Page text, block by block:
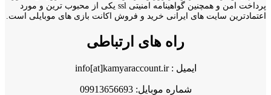
پرداخت امن و همچنین گواهینامه امنیتی ssl یکی از محبوب ترین و مورد
اعتمادترین سایت های ایرانی خرید و فروش اکانت بازی های موبایلی است.
راه های ارتباطی
ایمیل : info[at]kamyaraccount.ir
شماره موبایل: 09913656693